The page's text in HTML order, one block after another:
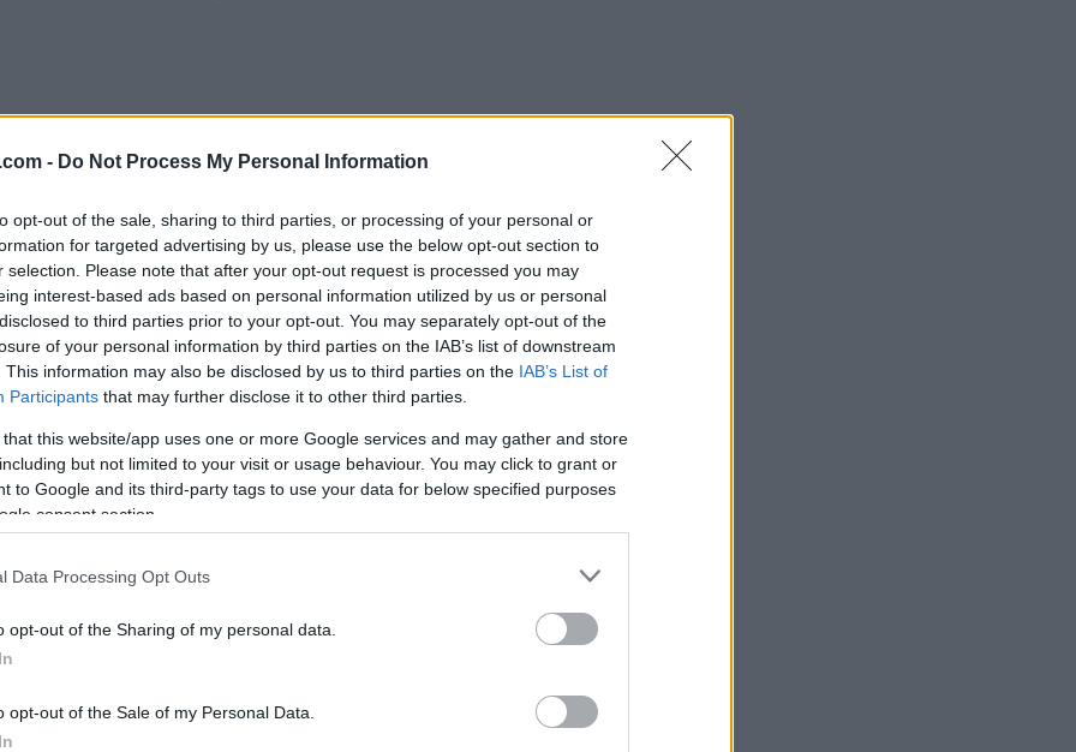
- Do Not Process My Personal Information
opt-out of the sale, sharing to third parties, or processing of your personal or
for targeted advertising by us, please use the below opt-out section to
selection. Please note that after your opt-out request is processed you may
interest-based ads based on personal information utilized by us or personal
to third parties prior to your opt-out. You may separately opt-out of the
of your personal information by third parties on the IAB’s list of downstream
This information may also be disclosed by us to third parties on the IAB’s List of
Participants that may further disclose it to other third parties.
that this website/app uses one or more Google services and may gather and store
but not limited to your visit or usage behaviour. You may click to grant or
to Google and its third-party tags to use your data for below specified purposes
consent section.
Data Processing Opt Outs
opt-out of the Sharing of my personal data.
opt-out of the Sale of my Personal Data.
Matthieu Bührer fra Sveits har innfridd til 100 prosent og
fort bli fem etter lørdagens stafett. Han er i hvert fall
som en kommende storstjerne. Hun vant sprinten på
på onsdag. Vinner hun også mellomdistansen så tar hun
maratonkonkurranse. IOF (det internasjonale o-
ned den totale konkurransetiden om man skal beholde
løp.
Sendningen starter 10:00 og det er Jørn Sundby som